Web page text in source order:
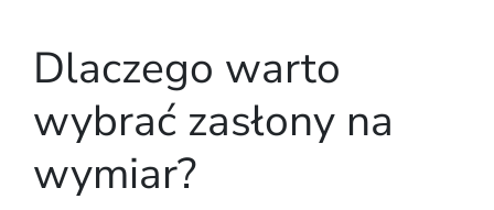
Dlaczego warto
wybrać zasłony na
wymiar?